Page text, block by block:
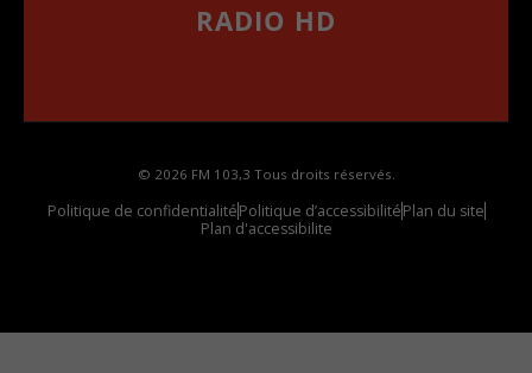
RADIO HD
© 2026 FM 103,3 Tous droits réservés.
Politique de confidentialitéPolitique d’accessibilitéPlan du site
Plan d'accessibilite